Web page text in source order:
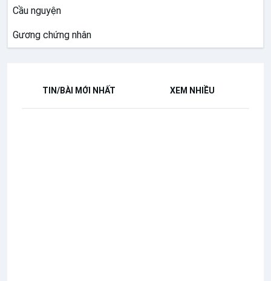
Cầu nguyện
Gương chứng nhân
TIN/BÀI MỚI NHẤT XEM NHIỀU